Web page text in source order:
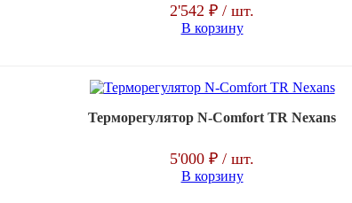
2'542 ₽ / шт.
В корзину
Терморегулятор N-Comfort TR Nexans
5'000 ₽ / шт.
В корзину